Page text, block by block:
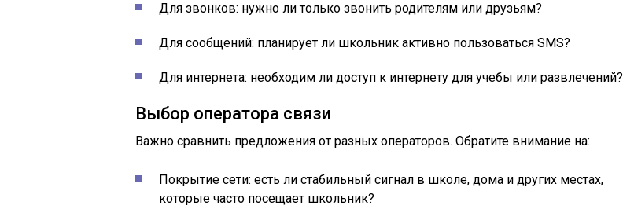
Для звонков: нужно ли только звонить родителям или друзьям?
Для сообщений: планирует ли школьник активно пользоваться SMS?
Для интернета: необходим ли доступ к интернету для учебы или развлечений?
Выбор оператора связи
Важно сравнить предложения от разных операторов. Обратите внимание на:
Покрытие сети: есть ли стабильный сигнал в школе, дома и других местах,
которые часто посещает школьник?